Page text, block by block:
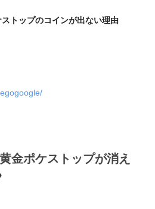
トップのコインが出ない理由
金ポケストップが消え